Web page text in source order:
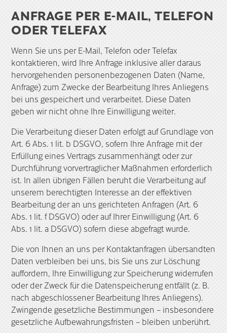
ANFRAGE PER E-MAIL, TELEFON
ODER TELEFAX
Wenn Sie uns per E-Mail, Telefon oder Telefax
kontaktieren, wird Ihre Anfrage inklusive aller daraus
hervorgehenden personenbezogenen Daten (Name,
Anfrage) zum Zwecke der Bearbeitung Ihres Anliegens
bei uns gespeichert und verarbeitet. Diese Daten
geben wir nicht ohne Ihre Einwilligung weiter.
Die Verarbeitung dieser Daten erfolgt auf Grundlage von
Art. 6 Abs. 1 lit. b DSGVO, sofern Ihre Anfrage mit der
Erfüllung eines Vertrags zusammenhängt oder zur
Durchführung vorvertraglicher Maßnahmen erforderlich
ist. In allen übrigen Fällen beruht die Verarbeitung auf
unserem berechtigten Interesse an der effektiven
Bearbeitung der an uns gerichteten Anfragen (Art. 6
Abs. 1 lit. f DSGVO) oder auf Ihrer Einwilligung (Art. 6
Abs. 1 lit. a DSGVO) sofern diese abgefragt wurde.
Die von Ihnen an uns per Kontaktanfragen übersandten
Daten verbleiben bei uns, bis Sie uns zur Löschung
auffordern, Ihre Einwilligung zur Speicherung widerrufen
oder der Zweck für die Datenspeicherung entfällt (z. B.
nach abgeschlossener Bearbeitung Ihres Anliegens).
Zwingende gesetzliche Bestimmungen – insbesondere
gesetzliche Aufbewahrungsfristen – bleiben unberührt.